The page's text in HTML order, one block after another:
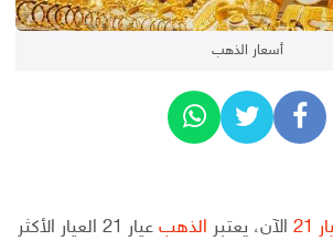
أسعار الذهب
21 الآن، يعتبر الذهب
عيار 21 العيار الأكثر